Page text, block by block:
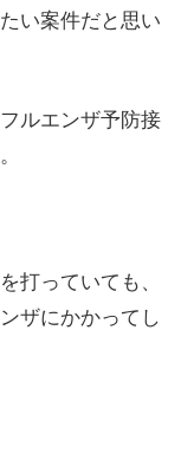
い案件だと思い
ルエンザ予防接
打っていても、
ザにかかってし